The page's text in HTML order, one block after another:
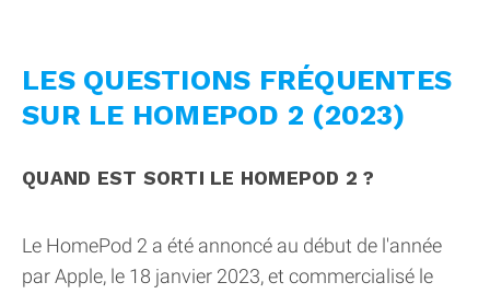
LES QUESTIONS FRÉQUENTES
SUR LE HOMEPOD 2 (2023)
QUAND EST SORTI LE HOMEPOD 2 ?
Le HomePod 2 a été annoncé au début de l'année
par Apple, le 18 janvier 2023, et commercialisé le